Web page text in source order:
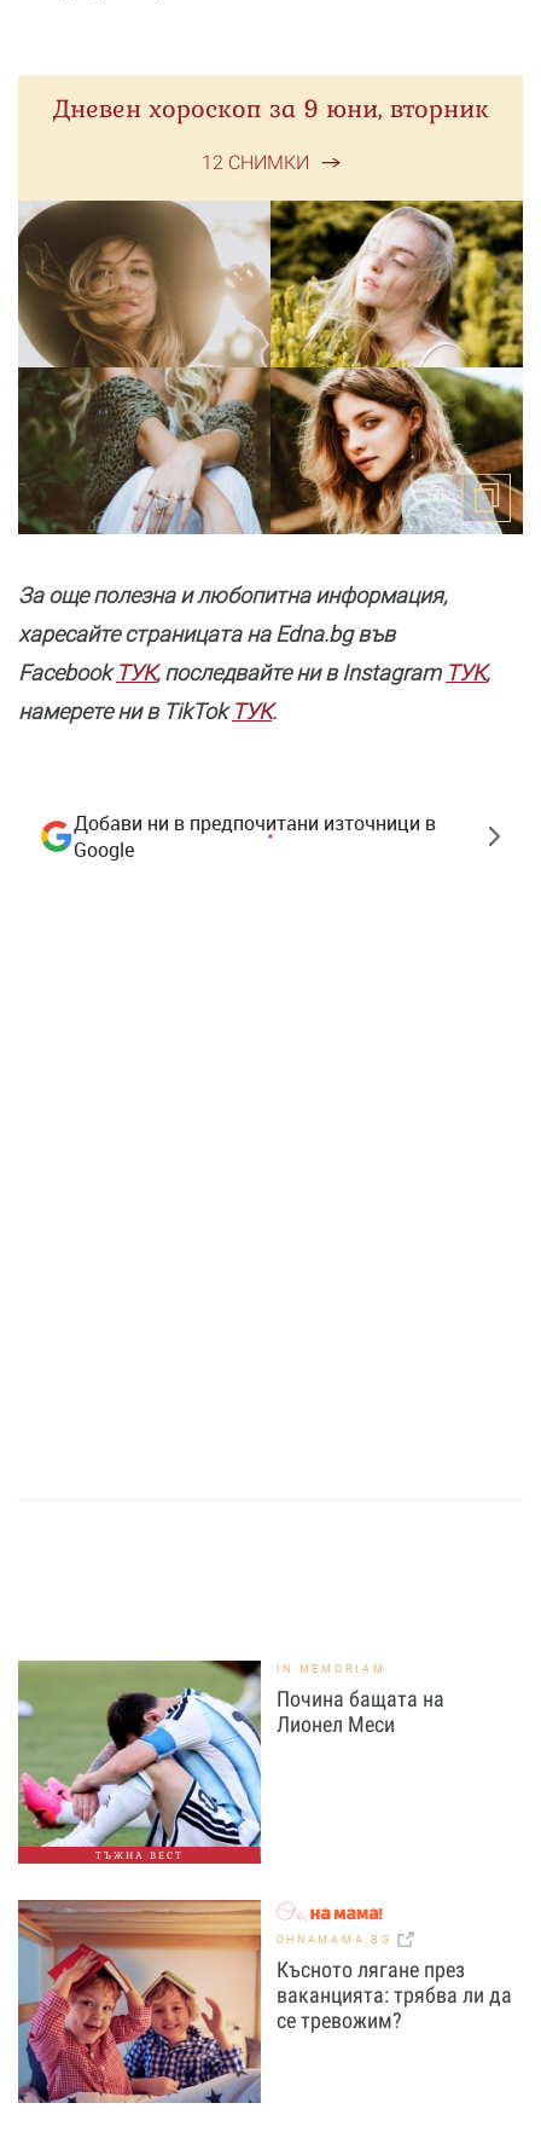
Дневен хороскоп за 9 юни, вторник
12 СНИМКИ
За още полезнa и любопитна информация,
харесайте страницата нa Edna.bg във
FacebookТУК, последвайте ни в Instagram ТУК,
намерете ни в TikTokТУК.
Добави ни в предпочитани източници в
Google
ТЪЖНА ВЕСТ
IN MEMORIAM
Почина бащата на
Лионел Меси
OHNAMAMA.BG
Късното лягане през
ваканцията: трябва ли да
се тревожим?